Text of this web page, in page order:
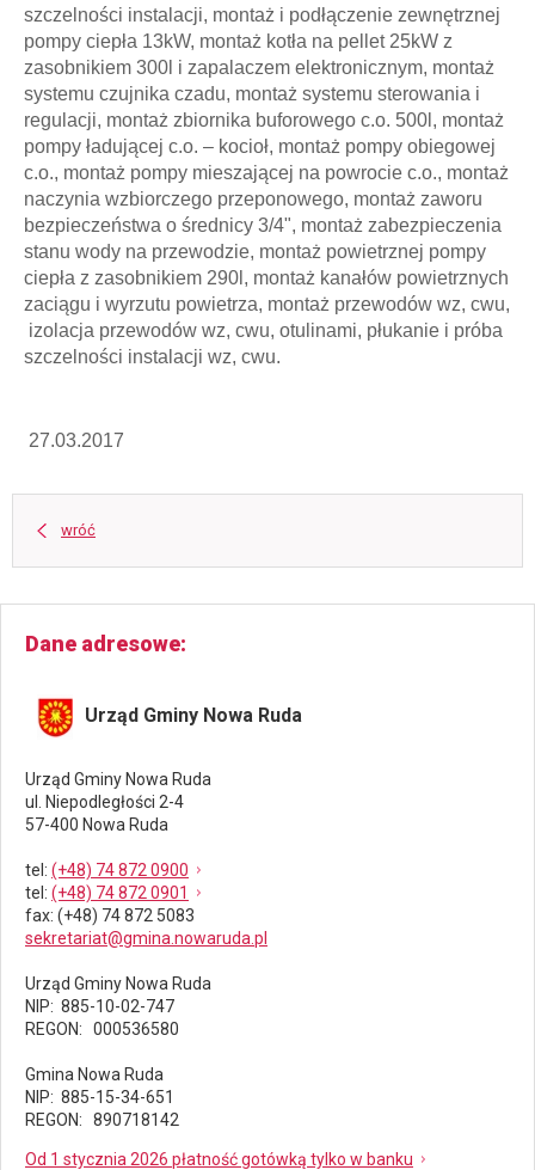
szczelności instalacji, montaż i podłączenie zewnętrznej
pompy ciepła 13kW, montaż kotła na pellet 25kW z
zasobnikiem 300l i zapalaczem elektronicznym, montaż
systemu czujnika czadu, montaż systemu sterowania i
regulacji, montaż zbiornika buforowego c.o. 500l, montaż
pompy ładującej c.o. – kocioł, montaż pompy obiegowej
c.o., montaż pompy mieszającej na powrocie c.o., montaż
naczynia wzbiorczego przeponowego, montaż zaworu
bezpieczeństwa o średnicy 3/4", montaż zabezpieczenia
stanu wody na przewodzie, montaż powietrznej pompy
ciepła z zasobnikiem 290l, montaż kanałów powietrznych
zaciągu i wyrzutu powietrza, montaż przewodów wz, cwu,
izolacja przewodów wz, cwu, otulinami, płukanie i próba
szczelności instalacji wz, cwu.
27.03.2017
wróć
Dane adresowe
Urząd Gminy Nowa Ruda
Urząd Gminy Nowa Ruda
ul. Niepodległości 2-4
57-400 Nowa Ruda
tel : (+48) 74 872 0900
tel : (+48) 74 872 0901
fax: (+48) 74 872 5083
sekretariat@gmina.nowaruda.pl
Urząd Gminy Nowa Ruda
NIP: 885-10-02-747
REGON: 000536580
Gmina Nowa Ruda
NIP: 885-15-34-651
REGON: 890718142
Od 1 stycznia 2026 płatność gotówką tylko w banku